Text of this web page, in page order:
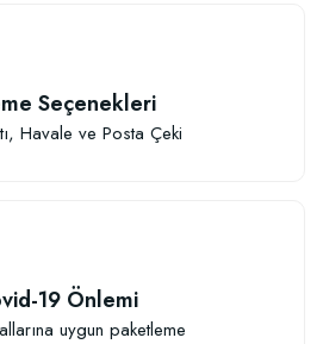
Seçenekleri
Havale ve Posta Çeki
19 Önlemi
uygun paketleme